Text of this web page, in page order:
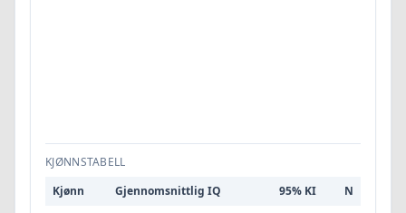
KJØNNSTABELL
Kjønn
Gjennomsnittlig IQ 95% KI
N